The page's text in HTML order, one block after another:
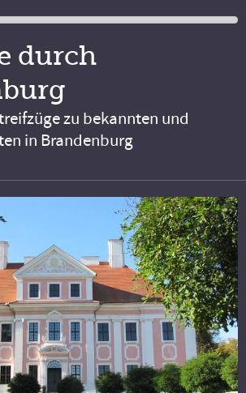
durch
zu bekannten und
in Brandenburg